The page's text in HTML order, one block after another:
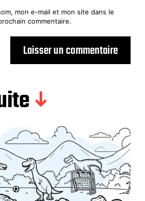
mon e-mail et mon site dans le
commentaire.